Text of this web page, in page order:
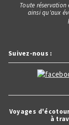
Toute réservation
ainsi qu'aux
Suivez-nous :
Voyages
à